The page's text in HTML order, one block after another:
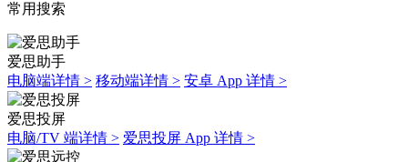
常用搜索
爱思助手
电脑端详情 > 移动端详情 > 安卓 App 详情 >
爱思投屏
电脑/TV 端详情 > 爱思投屏 App 详情 >